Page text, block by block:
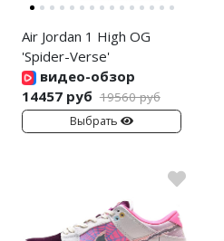
Air Jordan 1 High OG
'Spider-Verse'
видео-обзор
14457 руб 19560 руб
Выбрать